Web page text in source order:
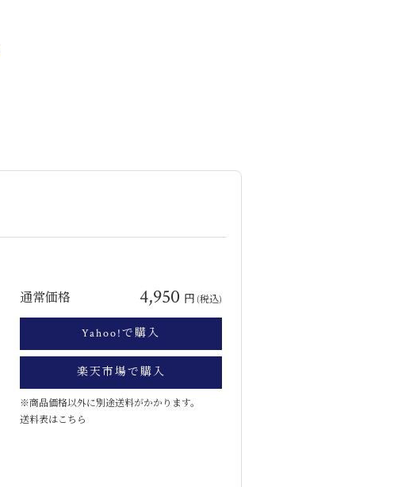
通常価格 4,950 円 (税込)
Yahoo!で購入
楽天市場で購入
※商品価格以外に別途送料がかかります。
送料表はこちら